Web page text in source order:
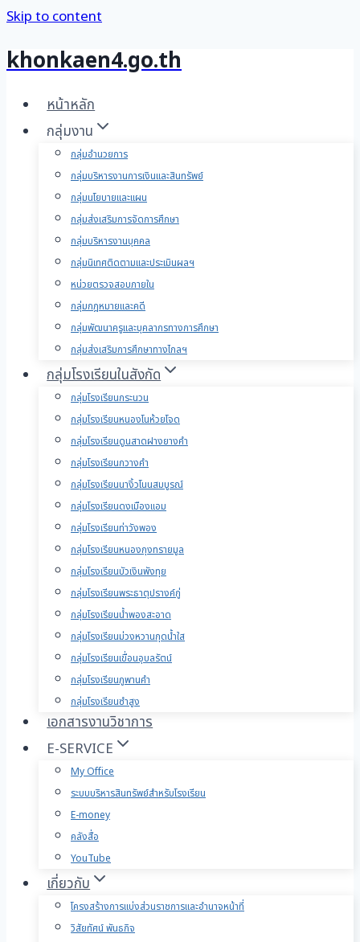
Skip to content
khonkaen4.go.th
หน้าหลัก
กลุ่มงาน
กลุ่มอำนวยการ
กลุ่มบริหารงานการเงินและสินทรัพย์
กลุ่มนโยบายและแผน
กลุ่มส่งเสริมการจัดการศึกษา
กลุ่มบริหารงานบุคคล
กลุ่มนิเทศติดตามและประเมินผลฯ
หน่วยตรวจสอบภายใน
กลุ่มกฎหมายและคดี
กลุ่มพัฒนาครูและบุคลากรทางการศึกษา
กลุ่มส่งเสริมการศึกษาทางไกลฯ
กลุ่มโรงเรียนในสังกัด
กลุ่มโรงเรียนกระนวน
กลุ่มโรงเรียนหนองโนห้วยโจด
กลุ่มโรงเรียนดูนสาดฝางยางคำ
กลุ่มโรงเรียนกวางคำ
กลุ่มโรงเรียนนางิ้วโนนสมบูรณ์
กลุ่มโรงเรียนดงเมืองแอม
กลุ่มโรงเรียนท่าวังพอง
กลุ่มโรงเรียนหนองกุงทรายมูล
กลุ่มโรงเรียนบัวเงินพังทุย
กลุ่มโรงเรียนพระธาตุปรางค์กู่
กลุ่มโรงเรียนน้ำพองสะอาด
กลุ่มโรงเรียนม่วงหวานกุดน้ำใส
กลุ่มโรงเรียนเขื่อนอุบลรัตน์
กลุ่มโรงเรียนภูพานคำ
กลุ่มโรงเรียนซำสูง
เอกสารงานวิชาการ
E-SERVICE
My Office
ระบบบริหารสินทรัพย์สำหรับโรงเรียน
E-money
คลังสื่อ
YouTube
เกี่ยวกับ
โครงสร้างการแบ่งส่วนราชการและอำนาจหน้าที่
วิสัยทัศน์ พันธกิจ